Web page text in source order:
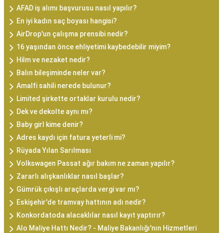
AFAD iş alımı başvurusu nasıl yapılır?
En iyi kadın saç boyası hangisi?
AirDrop'un çalışma prensibi nedir?
16 yaşından önce ehliyetimi kaybedebilir miyim?
Hilm ve nezaket nedir?
Balın bileşiminde neler var?
Amalfi sahili nerede bulunur?
Limited şirkette ortaklar kurulu nedir?
Dek ve dekolte aynı mı?
Baby girl kime denir?
Adres kaydı için fatura yeterli mi?
Rüyada Yılan Sarılması
Volkswagen Passat ağır bakım ne zaman yapılır?
Zararlı alışkanlıklar nasıl başlar?
Gümrük çıkışlı araçlarda vergi var mı?
Eskişehir'de tramvay hattının adı nedir?
Konkordatoda alacaklılar nasıl kayıt yaptırır?
Alo Maliye Hattı Nedir? - Maliye Bakanlığı'nın Hizmetleri